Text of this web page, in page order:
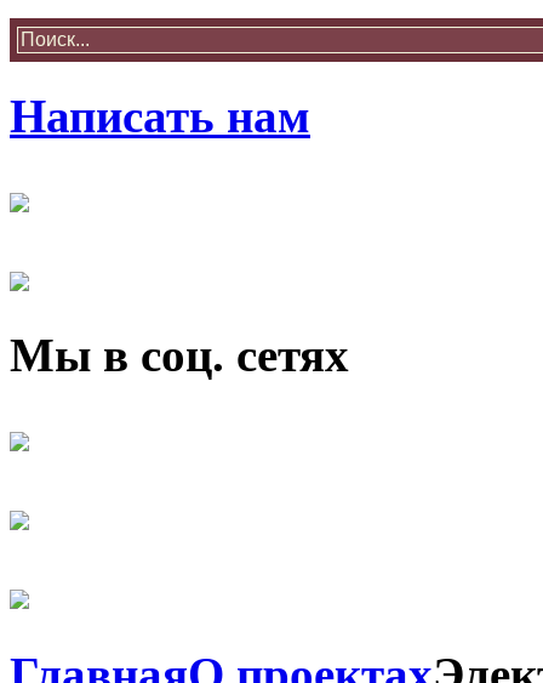
Написать нам
Мы в соц. сетях